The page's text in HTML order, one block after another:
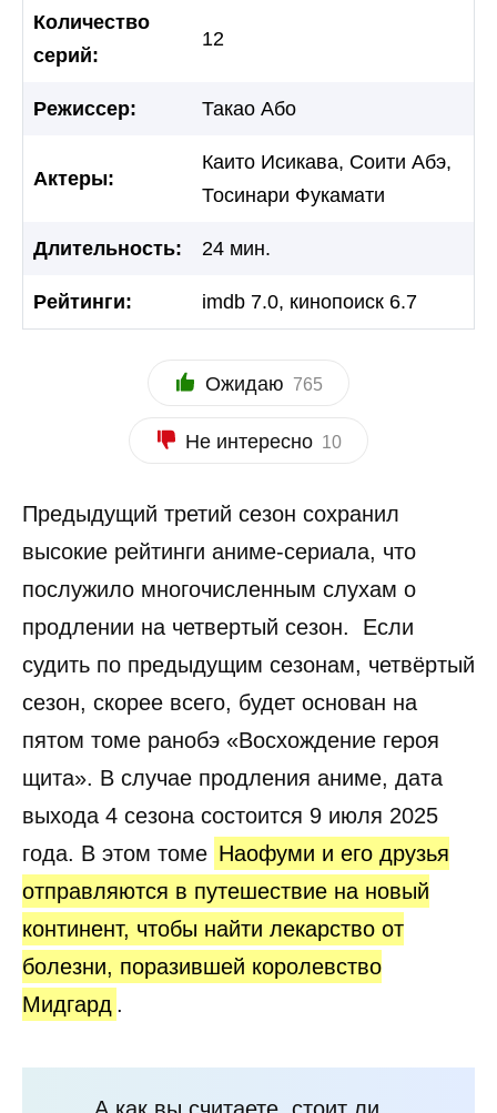
Количество
серий:
12
Режиссер: Такао Або
Актеры:
Каито Исикава, Соити Абэ,
Тосинари Фукамати
Длительность: 24 мин.
Рейтинги: imdb 7.0, кинопоиск 6.7
Ожидаю 765
Не интересно 10
Предыдущий третий сезон сохранил
высокие рейтинги аниме-сериала, что
послужило многочисленным слухам о
продлении на четвертый сезон. Если
судить по предыдущим сезонам, четвёртый
сезон, скорее всего, будет основан на
пятом томе ранобэ «Восхождение героя
щита». В случае продления аниме, дата
выхода 4 сезона состоится 9 июля 2025
года. В этом томе Наофуми и его друзья
отправляются в путешествие на новый
континент, чтобы найти лекарство от
болезни, поразившей королевство
Мидгард .
А как вы считаете, стоит ли